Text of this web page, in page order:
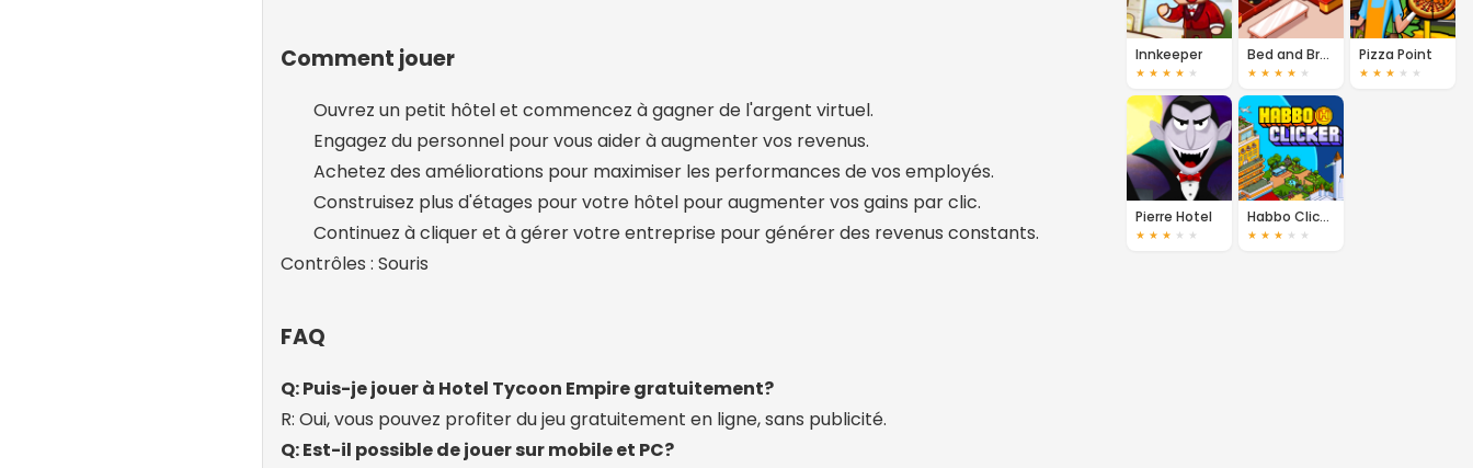
Comment jouer
Ouvrez un petit hôtel et commencez à gagner de l'argent virtuel.
Engagez du personnel pour vous aider à augmenter vos revenus.
Achetez des améliorations pour maximiser les performances de vos employés.
Construisez plus d'étages pour votre hôtel pour augmenter vos gains par clic.
Continuez à cliquer et à gérer votre entreprise pour générer des revenus constants.
Contrôles : Souris
FAQ
Q: Puis-je jouer à Hotel Tycoon Empire gratuitement?
R: Oui, vous pouvez profiter du jeu gratuitement en ligne, sans publicité.
Q: Est-il possible de jouer sur mobile et PC?
Innkeeper
★ ★ ★ ★ ★
Bed and Breakfast
★ ★ ★ ★ ★
Pizza Point
★ ★ ★ ★ ★
Pierre Hotel
★ ★ ★ ★ ★
Habbo Clicker
★ ★ ★ ★ ★